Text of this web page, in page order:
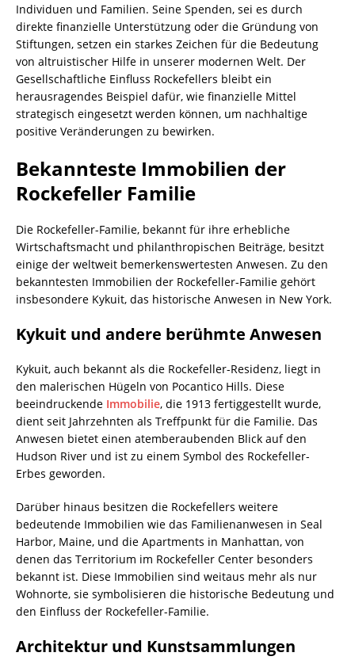
Individuen und Familien. Seine Spenden, sei es durch
direkte finanzielle Unterstützung oder die Gründung von
Stiftungen, setzen ein starkes Zeichen für die Bedeutung
von altruistischer Hilfe in unserer modernen Welt. Der
Gesellschaftliche Einfluss Rockefellers bleibt ein
herausragendes Beispiel dafür, wie finanzielle Mittel
strategisch eingesetzt werden können, um nachhaltige
positive Veränderungen zu bewirken.
Bekannteste Immobilien der
Rockefeller Familie
Die Rockefeller-Familie, bekannt für ihre erhebliche
Wirtschaftsmacht und philanthropischen Beiträge, besitzt
einige der weltweit bemerkenswertesten Anwesen. Zu den
bekanntesten Immobilien der Rockefeller-Familie gehört
insbesondere Kykuit, das historische Anwesen in New York.
Kykuit und andere berühmte Anwesen
Kykuit, auch bekannt als die Rockefeller-Residenz, liegt in
den malerischen Hügeln von Pocantico Hills. Diese
beeindruckende Immobilie, die 1913 fertiggestellt wurde,
dient seit Jahrzehnten als Treffpunkt für die Familie. Das
Anwesen bietet einen atemberaubenden Blick auf den
Hudson River und ist zu einem Symbol des Rockefeller-
Erbes geworden.
Darüber hinaus besitzen die Rockefellers weitere
bedeutende Immobilien wie das Familienanwesen in Seal
Harbor, Maine, und die Apartments in Manhattan, von
denen das Territorium im Rockefeller Center besonders
bekannt ist. Diese Immobilien sind weitaus mehr als nur
Wohnorte, sie symbolisieren die historische Bedeutung und
den Einfluss der Rockefeller-Familie.
Architektur und Kunstsammlungen